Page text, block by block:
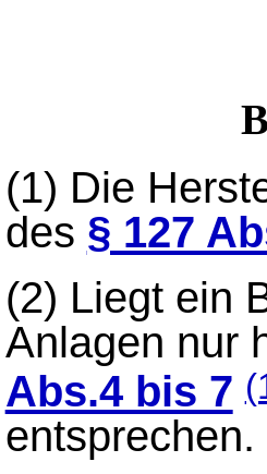
(1) Die
des § 127
(2) Liegt ein
Anlagen nur
Abs.4 bis 7
entsprechen.